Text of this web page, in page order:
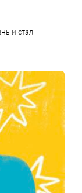
и стал